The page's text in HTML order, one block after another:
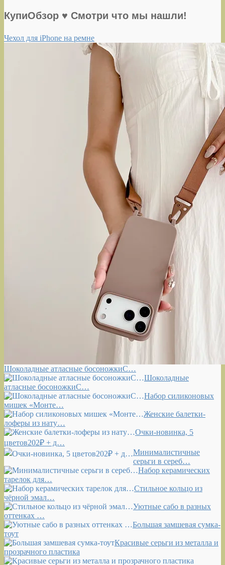
КупиОбзор ♥ Смотри что мы нашли!
Чехол для iPhone на ремне
Шоколадные атласные босоножкиС…
Шоколадные
атласные босоножкиС…
Набор силиконовых
мишек «Монте…
Женские балетки-
лоферы из нату…
Очки-новинка, 5
цветов202₽ + д…
Минималистичные
серьги в сереб…
Набор керамических
тарелок для…
Стильное кольцо из
чёрной эмал…
Уютные сабо в разных
оттенках …
Большая замшевая сумка-
тоут
Красивые серьги из металла и
прозрачного пластика